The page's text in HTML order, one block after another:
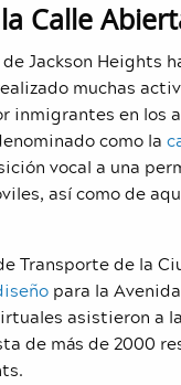
Calle
Jackson Heights
muchas
en los
como la
vocal a una
así como de
Transporte de la
para la
asistieron a
de más de 2000